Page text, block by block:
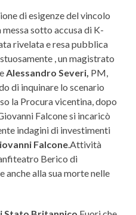
di esigenze del vincolo
sotto accusa di K-
rivelata e resa pubblica
, un magistrato
Alessandro Severi, PM,
di inquinare lo scenario
la Procura vicentina, dopo
Falcone si incaricò
indagini di investimenti
Falcone.Attività
Berico di
anche alla sua morte nelle